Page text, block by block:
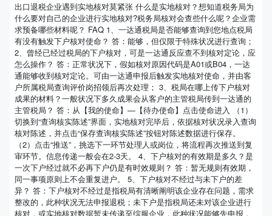
出口退税企业遇到实地核对莫紧张 什么是实地核对？想知道税务局为
什么要对自己的企业进行实地核对?税务局核对会查些什么呢？企业需
求预备哪些材料呢？ FAQ 1、一达通税局是否能够查询到您地点税局
有没有触发下户核对使命？ 答：能够，但仅限于特殊状况进行查询；
2、曾经已经过税局的下户核对，可是一达通反应查不到核对定论，应
怎么操作？ 答：正常状况下，假如核对原因代码是A01或B04，一达
通能够收到核对定论。可由一达通申报后触发实地核对使命，并由客
户所属税局查询评价岗招领后再次处理； 3、税局在哪上传下户核对
成果的材料？一般状况下多久成果会从客户的主管税局传到一达通的
主管税局？ 答：从【我的使命】—【待办使命】点击使命进入 （1）
切换到“查询核实陈述”界面，实地核对完毕后，依据核对状况录入查询
核对陈述，并点击“保存查询核实陈述”按钮对陈述数据进行保存。
（2）点击“推送”，挑选下一环节处理人或岗位，将流程再次推送到复
审环节。信息传递一般会在2-3天。 4、下户核对的有效期是多久？是
一次下户经过就不必再下户仍是有时效规则？ 答：暂无规则有效期，
同一事项原则上不会重复进户。 5、下户核对不经过与未下户的差
异？ 答：下户核对不经过是指税局有清晰阐明该企业存在问题，需求
整改的，此种状况无法申报退税；未下户是指税局还未对该企业进行
核对，或实地核对数据暂未传递至综服企业，此种状况能够先申报，